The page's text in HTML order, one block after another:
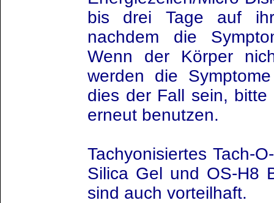
bis drei Tage auf
nachdem die
Wenn der Körper
werden die
dies der Fall sein, bitte
erneut benutzen.
Tachyonisiertes Tach-
Silica Gel und OS-H8
sind auch vorteilhaft.